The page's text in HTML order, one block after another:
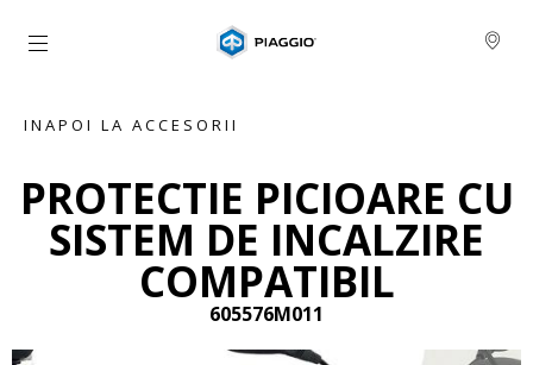
Alege continutul principal
INAPOI LA ACCESORII
PROTECTIE PICIOARE CU
SISTEM DE INCALZIRE
COMPATIBIL
605576M011